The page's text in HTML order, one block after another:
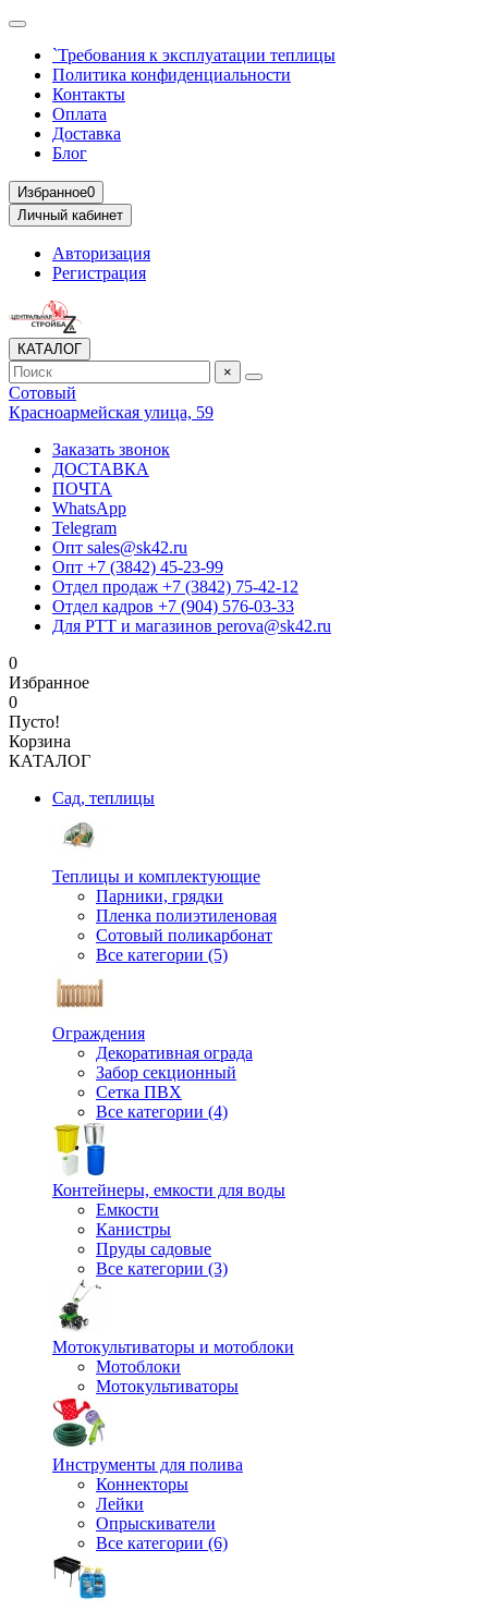
`Требования к эксплуатации теплицы
Политика конфиденциальности
Контакты
Оплата
Доставка
Блог
Избранное0
Личный кабинет
Авторизация
Регистрация
КАТАЛОГ
×
Сотовый
Красноармейская улица, 59
Заказать звонок
ДОСТАВКА
ПОЧТА
WhatsApp
Telegram
Опт sales@sk42.ru
Опт +7 (3842) 45-23-99
Отдел продаж +7 (3842) 75-42-12
Отдел кадров +7 (904) 576-03-33
Для РТТ и магазинов perova@sk42.ru
0
Избранное
0
Пусто!
Корзина
КАТАЛОГ
Сад, теплицы
Теплицы и комплектующие
Парники, грядки
Пленка полиэтиленовая
Сотовый поликарбонат
Все категории (5)
Ограждения
Декоративная ограда
Забор секционный
Сетка ПВХ
Все категории (4)
Контейнеры, емкости для воды
Емкости
Канистры
Пруды садовые
Все категории (3)
Мотокультиваторы и мотоблоки
Мотоблоки
Мотокультиваторы
Инструменты для полива
Коннекторы
Лейки
Опрыскиватели
Все категории (6)